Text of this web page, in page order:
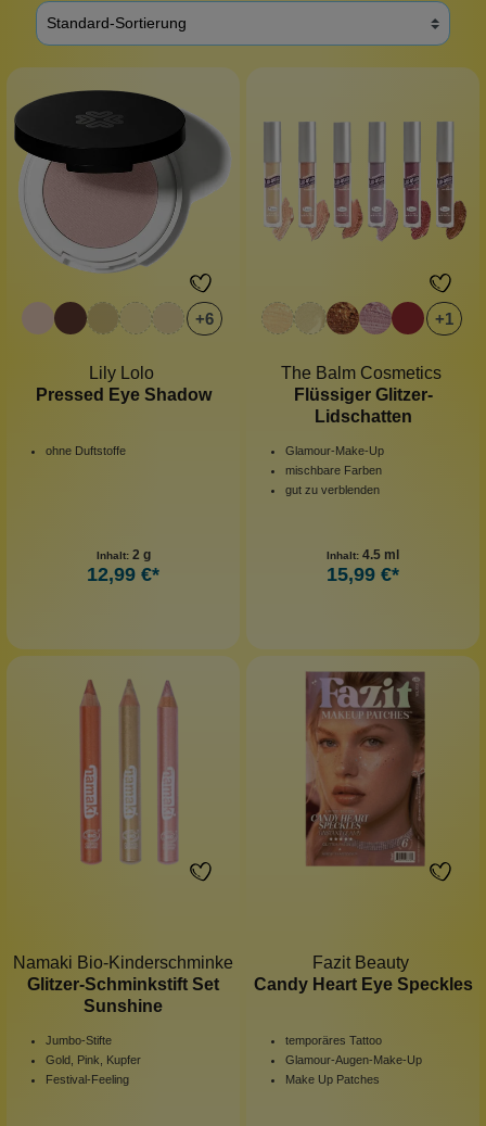
+6
Lily Lolo
Pressed Eye Shadow
ohne Duftstoffe
Inhalt: 2 g
12,99 €*
+1
The Balm Cosmetics
Flüssiger Glitzer-
Lidschatten
Glamour-Make-Up
mischbare Farben
gut zu verblenden
Inhalt: 4.5 ml
15,99 €*
Namaki Bio-Kinderschminke
Glitzer-Schminkstift Set
Sunshine
Jumbo-Stifte
Gold, Pink, Kupfer
Festival-Feeling
Fazit Beauty
Candy Heart Eye Speckles
temporäres Tattoo
Glamour-Augen-Make-Up
Make Up Patches